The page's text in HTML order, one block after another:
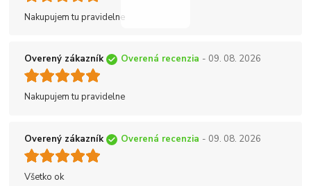
Nakupujem tu pravidelne
Overený zákazník Overená recenzia - 09. 08. 2026
Nakupujem tu pravidelne
Overený zákazník Overená recenzia - 09. 08. 2026
Všetko ok